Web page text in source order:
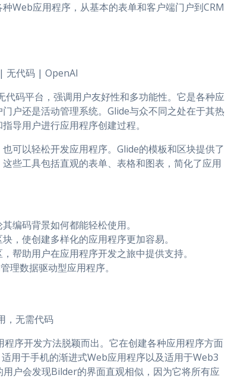
Web应用程序，从基本的表单和客户端门户到CRM
无代码 | OpenAI
码平台，强调用户友好性和多功能性。它是各种应
户还是活动管理系统。Glide与众不同之处在于其热
导用户进行应用程序创建过程。
可以轻松开发应用程序。Glide的模板和区块提供了
些工具包括直观的表单、表格和图表，简化了应用
编码背景如何都能轻松使用。
，使创建多样化的应用程序更加容易。
帮助用户在应用程序开发之旅中提供支持。
理数据驱动型应用程序。
，无需代码
序开发方法脱颖而出。它在创建各种应用程序方面
用于手机的渐进式Web应用程序以及适用于Web3
户会发现Bilder的界面直观相似，因为它将所有应